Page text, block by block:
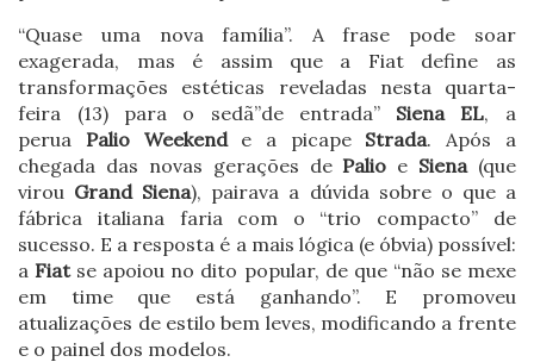
“Quase uma nova família”. A frase pode soar
exagerada, mas é assim que a Fiat define as
transformações estéticas reveladas nesta quarta-
feira (13) para o sedã”de entrada” Siena EL, a
perua Palio Weekende a picape Strada. Após a
chegada das novas gerações de Palio e Siena(que
virou Grand Siena), pairava a dúvida sobre o que a
fábrica italiana faria com o “trio compacto” de
sucesso. E a resposta é a mais lógica (e óbvia) possível:
a Fiatse apoiou no dito popular, de que “não se mexe
em time que está ganhando”. E promoveu
atualizações de estilo bem leves, modificando a frente
e o painel dos modelos.